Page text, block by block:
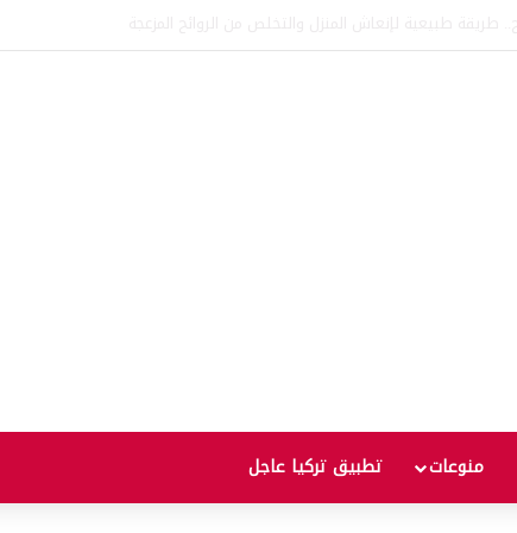
منوعات تطبيق تركيا عاجل